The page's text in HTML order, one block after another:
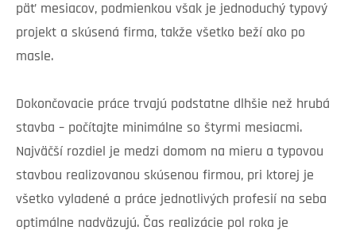
päť mesiacov, podmienkou však je jednoduchý typový
projekt a skúsená firma, takže všetko beží ako po
masle.
Dokončovacie práce trvajú podstatne dlhšie než hrubá
stavba – počítajte minimálne so štyrmi mesiacmi.
Najväčší rozdiel je medzi domom na mieru a typovou
stavbou realizovanou skúsenou firmou, pri ktorej je
všetko vyladené a práce jednotlivých profesií na seba
optimálne nadväzujú. Čas realizácie pol roka je